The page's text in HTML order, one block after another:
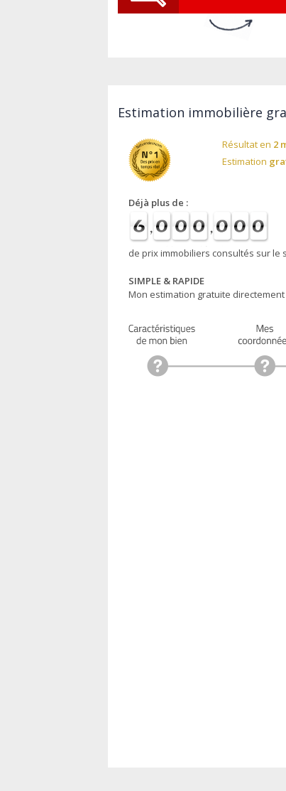
Estimation immobilière
Résultat en 2
Estimation
Déjà plus de :
de prix immobiliers consultés sur le
SIMPLE & RAPIDE
Mon estimation gratuite